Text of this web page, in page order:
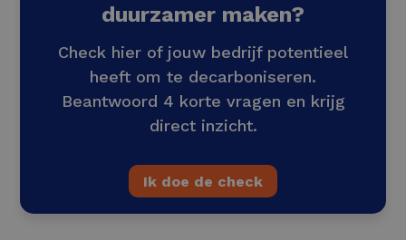
duurzamer maken?
Check hier of jouw bedrijf potentieel
heeft om te decarboniseren.
Beantwoord 4 korte vragen en krijg
direct inzicht.
Ik doe de check